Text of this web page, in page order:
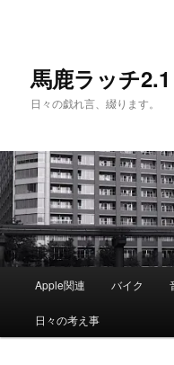
へ
移
動
移
動
馬鹿ラッチ2.1
日々の戯れ言、綴ります。
メ
Apple関連 バイク
日々の考え事